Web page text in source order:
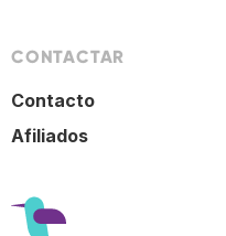
CONTACTAR
Contacto
Afiliados